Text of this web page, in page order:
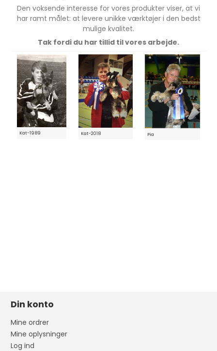
Den voksende interesse for vores produkter viser, at vi
har ramt målet: at levere unikke værktøjer i den bedst
mulige kvalitet.
Tak fordi du har tillid til vores arbejde.
Kat-1989 Kat-2018 Pia
Din konto
Mine ordrer
Mine oplysninger
Log ind